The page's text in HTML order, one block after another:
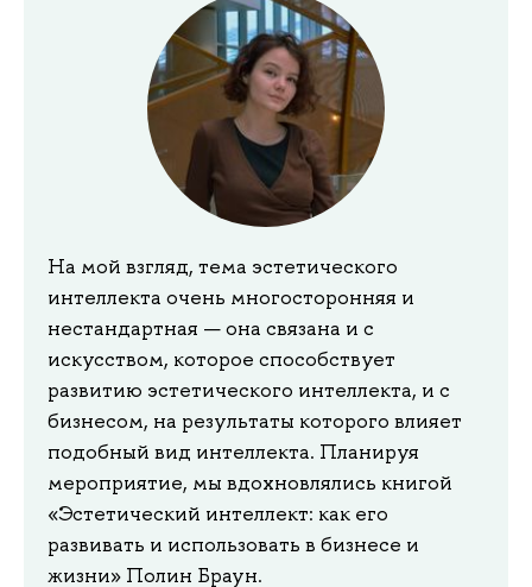
На мой взгляд, тема эстетического
интеллекта очень многосторонняя и
нестандартная — она связана и с
искусством, которое способствует
развитию эстетического интеллекта, и с
бизнесом, на результаты которого влияет
подобный вид интеллекта. Планируя
мероприятие, мы вдохновлялись книгой
«Эстетический интеллект: как его
развивать и использовать в бизнесе и
жизни» Полин Браун.